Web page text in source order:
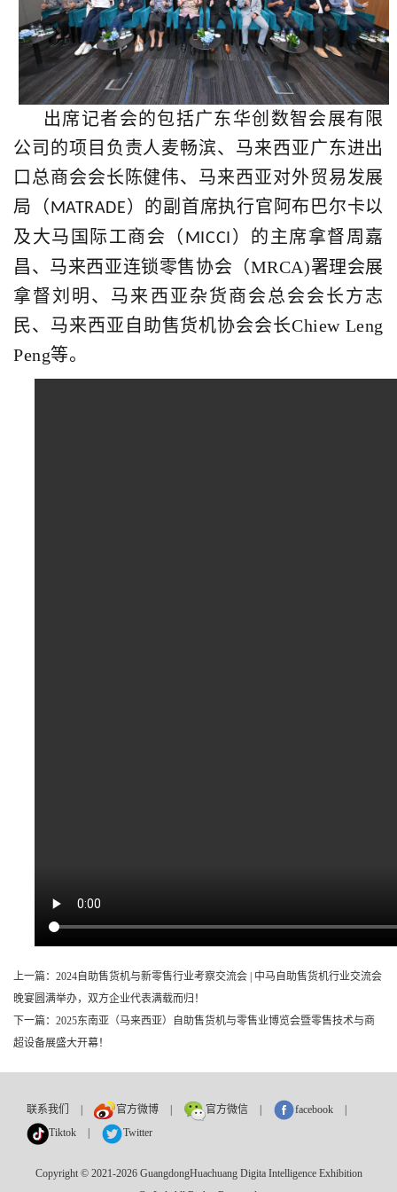
出席记者会的包括广东华创数智会展有限
公司的项目负责人麦畅滨、马来西亚广东进出
口总商会会长陈健伟、马来西亚对外贸易发展
局（ MATRADE）的副首席执行官阿布巴尔卡以
及大马国际工商会（ MICCI ）的主席拿督周嘉
昌、马来西亚连锁零售协会（MRCA)署理会展
拿督刘明、马来西亚杂货商会总会会长方志
民、 马来西亚自助售货机协会会长Chiew Leng
Peng等。
上一篇：2024自助售货机与新零售行业考察交流会 | 中马自助售货机行业交流会
晚宴圆满举办，双方企业代表满载而归！
下一篇：2025东南亚（马来西亚）自助售货机与零售业博览会暨零售技术与商
超设备展盛大开幕！
联系我们 | 官方微博 | 官方微信 | facebook
|
Tiktok
| Twitter
Copyright © 2021-2026 GuangdongHuachuang Digita Intelligence Exhibition